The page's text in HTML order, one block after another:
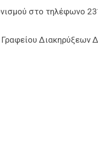
στο τηλέφωνο
Διακηρύξεων